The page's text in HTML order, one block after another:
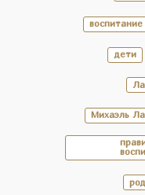
дети
Михаэль